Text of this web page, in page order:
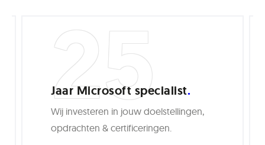
25
Jaar Microsoft specialist
Wij investeren in jouw doelstellingen,
opdrachten & certificeringen.